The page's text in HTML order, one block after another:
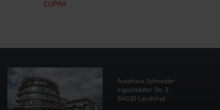
CUPRA
Autohaus Schneider
Ingolstädter Str. 2
84030 Landshut